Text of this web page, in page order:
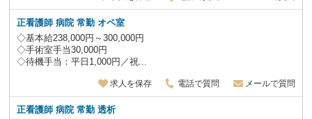
正看護師 病院 常勤 オペ室
◇基本給238,000円～300,000円
◇手術室手当30,000円
◇待機手当：平日1,000円／祝...
求人を保存 電話で質問 メールで質問
正看護師 病院 常勤 透析